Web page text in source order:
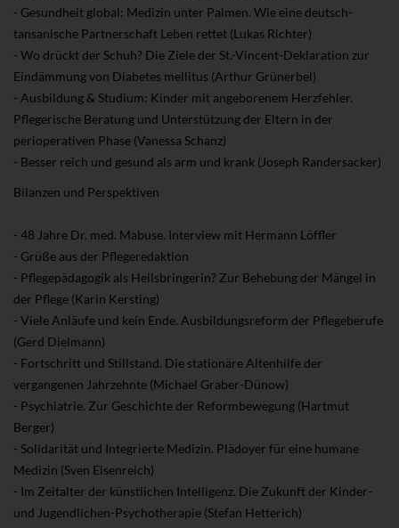
- Gesundheit global: Medizin unter Palmen. Wie eine deutsch-
tansanische Partnerschaft Leben rettet (Lukas Richter)
- Wo drückt der Schuh? Die Ziele der St.-Vincent-Deklaration zur
Eindämmung von Diabetes mellitus (Arthur Grünerbel)
- Ausbildung & Studium: Kinder mit angeborenem Herzfehler.
Pflegerische Beratung und Unterstützung der Eltern in der
perioperativen Phase (Vanessa Schanz)
- Besser reich und gesund als arm und krank (Joseph Randersacker)
Bilanzen und Perspektiven
- 48 Jahre Dr. med. Mabuse. Interview mit Hermann Löffler
- Grüße aus der Pflegeredaktion
- Pflegepädagogik als Heilsbringerin? Zur Behebung der Mängel in
der Pflege (Karin Kersting)
- Viele Anläufe und kein Ende. Ausbildungsreform der Pflegeberufe
(Gerd Dielmann)
- Fortschritt und Stillstand. Die stationäre Altenhilfe der
vergangenen Jahrzehnte (Michael Graber-Dünow)
- Psychiatrie. Zur Geschichte der Reformbewegung (Hartmut
Berger)
- Solidarität und Integrierte Medizin. Plädoyer für eine humane
Medizin (Sven Eisenreich)
- Im Zeitalter der künstlichen Intelligenz. Die Zukunft der Kinder-
und Jugendlichen-Psychotherapie (Stefan Hetterich)